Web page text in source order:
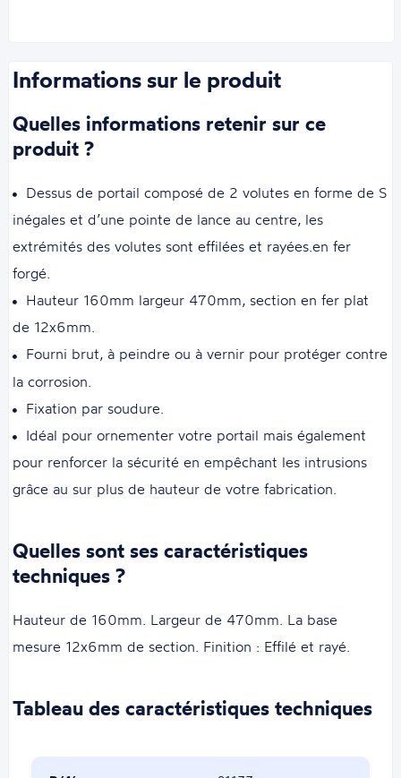
Informations sur le produit
Quelles informations retenir sur ce
produit ?
Dessus de portail composé de 2 volutes en forme de S
inégales et d’une pointe de lance au centre, les
extrémités des volutes sont effilées et rayées.en fer
forgé.
Hauteur 160mm largeur 470mm, section en fer plat
de 12x6mm.
Fourni brut, à peindre ou à vernir pour protéger contre
la corrosion.
Fixation par soudure.
Idéal pour ornementer votre portail mais également
pour renforcer la sécurité en empêchant les intrusions
grâce au sur plus de hauteur de votre fabrication.
Quelles sont ses caractéristiques
techniques ?
Hauteur de 160mm. Largeur de 470mm. La base
mesure 12x6mm de section. Finition : Effilé et rayé.
Tableau des caractéristiques techniques